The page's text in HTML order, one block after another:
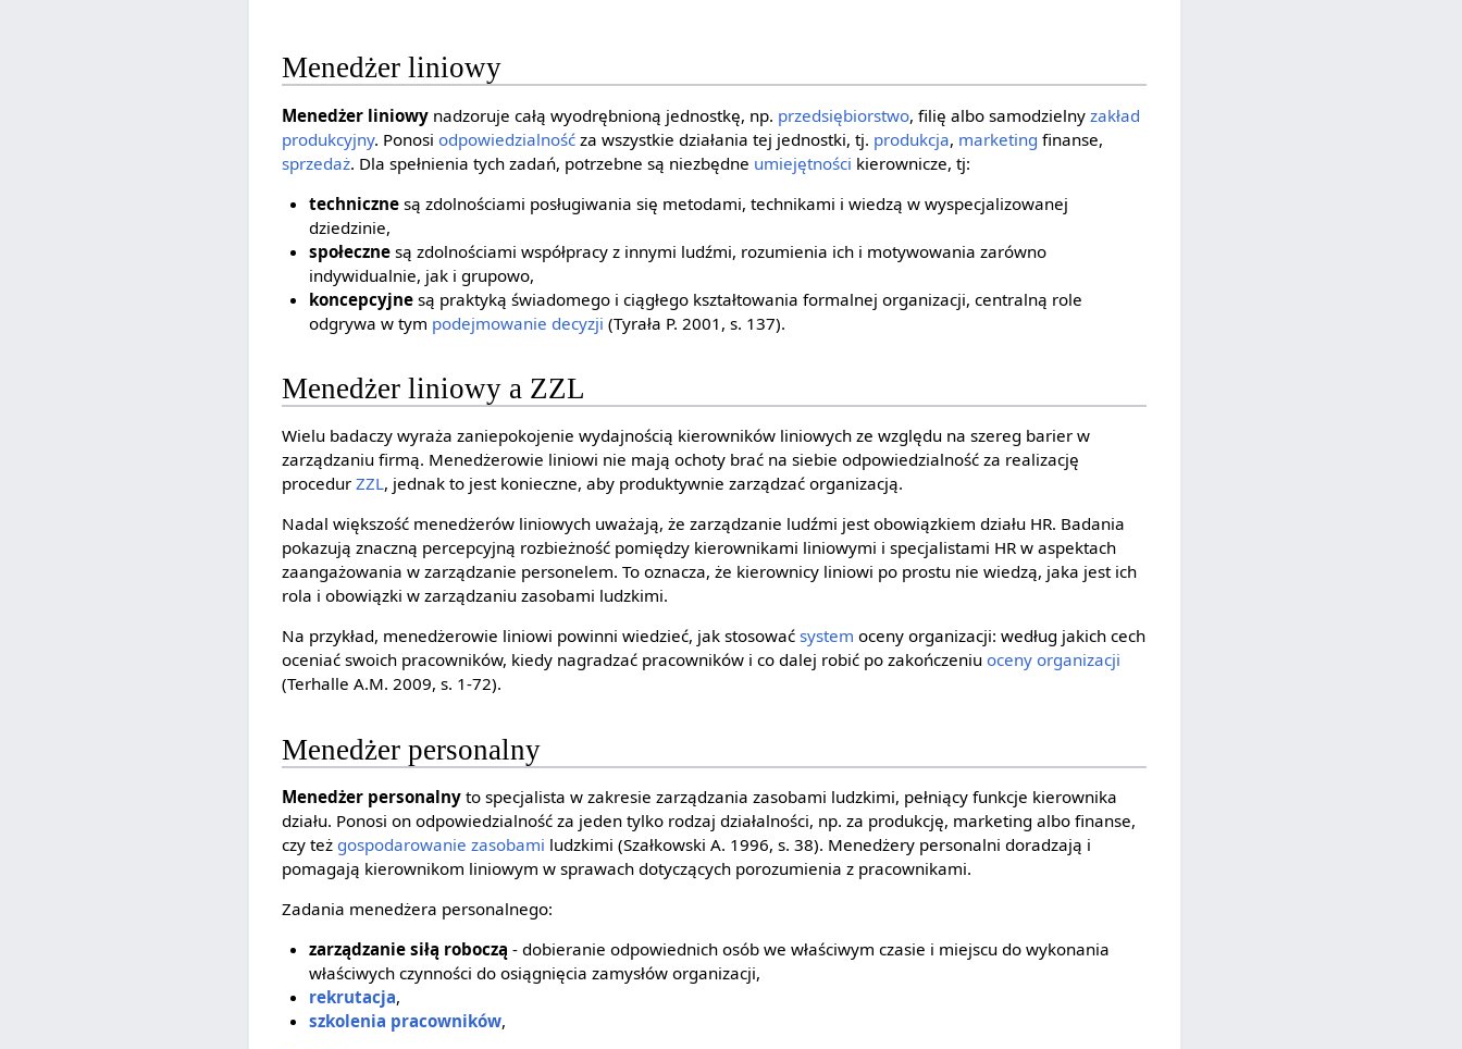
Menedżer liniowy
Menedżer liniowy nadzoruje całą wyodrębnioną jednostkę, np. przedsiębiorstwo, filię albo samodzielnyzakład
produkcyjny. Ponosiodpowiedzialność za wszystkie działania tej jednostki, tj. produkcja, marketing finanse,
sprzedaż. Dla spełnienia tych zadań, potrzebne są niezbędne umiejętności kierownicze, tj:
technicznesą zdolnościami posługiwania się metodami, technikami i wiedzą w wyspecjalizowanej
dziedzinie,
społecznesą zdolnościami współpracy z innymi ludźmi, rozumienia ich i motywowania zarówno
indywidualnie, jak i grupowo,
koncepcyjnesą praktyką świadomego i ciągłego kształtowania formalnej organizacji, centralną role
odgrywa w tym podejmowanie decyzji (Tyrała P. 2001, s. 137).
Menedżer liniowy a ZZL
Wielu badaczy wyraża zaniepokojenie wydajnością kierowników liniowych ze względu na szereg barier w
zarządzaniu firmą. Menedżerowie liniowi nie mają ochoty brać na siebie odpowiedzialność za realizację
procedurZZL, jednak to jest konieczne, aby produktywnie zarządzać organizacją.
Nadal większość menedżerów liniowych uważają, że zarządzanie ludźmi jest obowiązkiem działu HR. Badania
pokazują znaczną percepcyjną rozbieżność pomiędzy kierownikami liniowymi i specjalistami HR w aspektach
zaangażowania w zarządzanie personelem. To oznacza, że kierownicy liniowi po prostu nie wiedzą, jaka jest ich
rola i obowiązki w zarządzaniu zasobami ludzkimi.
Na przykład, menedżerowie liniowi powinni wiedzieć, jak stosowaćsystem oceny organizacji: według jakich cech
oceniać swoich pracowników, kiedy nagradzać pracowników i co dalej robić po zakończeniuoceny organizacji
(Terhalle A.M. 2009, s. 1-72).
Menedżer personalny
Menedżer personalny to specjalista w zakresie zarządzania zasobami ludzkimi, pełniący funkcje kierownika
działu. Ponosi on odpowiedzialność za jeden tylko rodzaj działalności, np. za produkcję, marketing albo finanse,
czy też gospodarowanie zasobami ludzkimi (Szałkowski A. 1996, s. 38). Menedżery personalni doradzają i
pomagają kierownikom liniowym w sprawach dotyczących porozumienia z pracownikami.
Zadania menedżera personalnego:
zarządzanie siłą roboczą - dobieranie odpowiednich osób we właściwym czasie i miejscu do wykonania
właściwych czynności do osiągnięcia zamysłów organizacji,
rekrutacja,
szkolenia pracowników,